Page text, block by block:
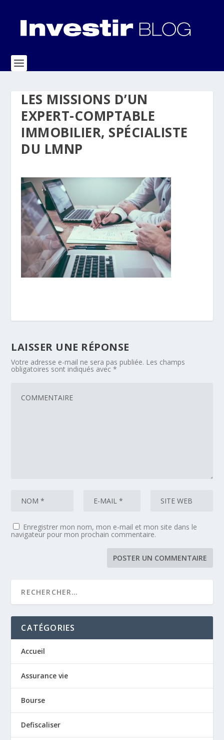
LES MISSIONS D’UN
EXPERT-COMPTABLE
IMMOBILIER, SPÉCIALISTE
DU LMNP
LAISSER UNE RÉPONSE
Votre adresse e-mail ne sera pas publiée. Les champs
obligatoires sont indiqués avec*
Enregistrer mon nom, mon e-mail et mon site dans le
navigateur pour mon prochain commentaire.
CATÉGORIES
Accueil
Assurance vie
Bourse
Defiscaliser